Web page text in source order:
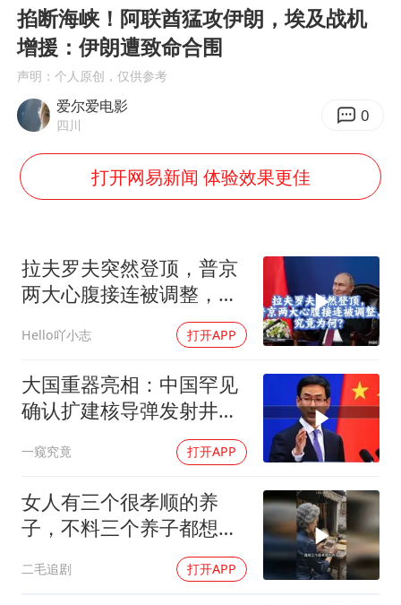
出口禁令驱动有色板块大涨
胜宏科技：股票交易异常波动
秋天的第一杯奶茶到底有多火
U17国足三连胜晋级明日之星半决赛
国乒男单横滨冠军赛全军覆没
38岁演员求职万岁山NPC成功
胡彦斌韩磊 谁帮谁
胡彦斌获《歌手2026》歌王
百花奖开幕式
夯实基础开新局
掐断海峡！阿联酋猛攻伊朗，埃及战机
增援：伊朗遭致命合围
声明：个人原创，仅供参考
爱尔爱电影
四川 0
打开网易新闻 体验效果更佳
拉夫罗夫突然登顶，普京
两大心腹接连被调整，究
Hello吖小志 打开APP
大国重器亮相：中国罕见
确认扩建核导弹发射井铸
一窥究竟 打开APP
女人有三个很孝顺的养
子，不料三个养子都想害
二毛追剧 打开APP